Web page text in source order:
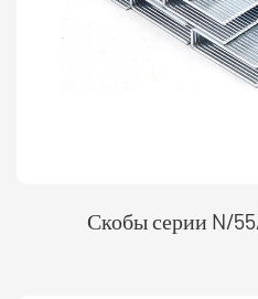
Скобы серии N/